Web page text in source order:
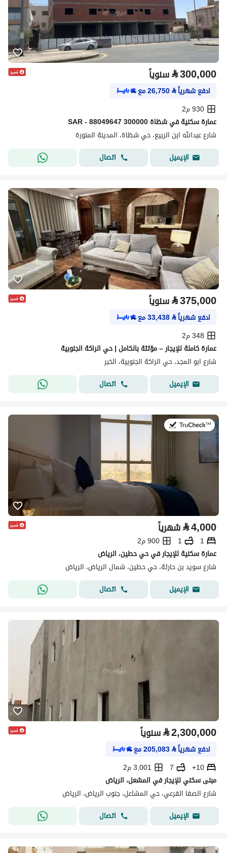
⃁300,000 سنوياً
ادفع شهرياً⃁
26,750مع
930 م2
عمارة سكنية في شظاة 300000 SAR - 88049647
شارع عبدالله ابن الربيع، حي شظاة، المدينة المنورة
الإيميل
اتصال
⃁375,000 سنوياً
ادفع شهرياً⃁
33,438مع
348 م2
عمارة كاملة للإيجار – مؤثثة بالكامل | حي الراكة الجنوبية
شارع ابو المجد، حي الراكة الجنوبية، الخبر
الإيميل
اتصال
⃁4,000 شهرياً
1
1
900 م2
عمارة سكنية للإيجار في حي حطين، الرياض
شارع سويد بن حارثة، حي حطين، شمال الرياض، الرياض
الإيميل
اتصال
⃁2,300,000 سنوياً
ادفع شهرياً⃁
205,083مع
10+
7
3,001 م2
مبنى سكني للإيجار في المشعل، الرياض
شارع الصفا الفرعي، حي المشاعل، جنوب الرياض، الرياض
الإيميل
اتصال